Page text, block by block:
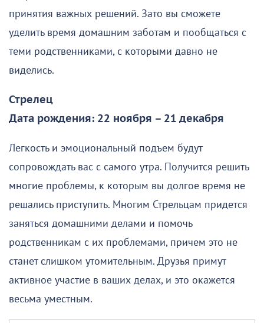
принятия важных решений. Зато вы сможете
уделить время домашним заботам и пообщаться с
теми родственниками, с которыми давно не
виделись.
Стрелец
Дата рождения: 22 ноября – 21 декабря
Легкость и эмоциональный подъем будут
сопровождать вас с самого утра. Получится решить
многие проблемы, к которым вы долгое время не
решались приступить. Многим Стрельцам придется
заняться домашними делами и помочь
родственникам с их проблемами, причем это не
станет слишком утомительным. Друзья примут
активное участие в ваших делах, и это окажется
весьма уместным.